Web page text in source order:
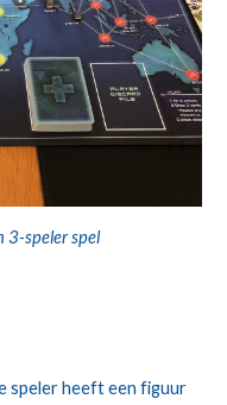
3-speler spel
speler heeft een figuur